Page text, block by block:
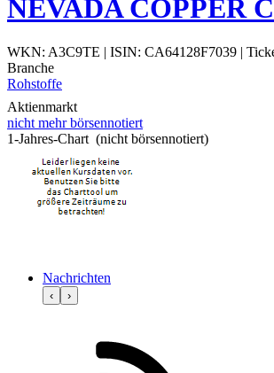
NEVADA COPPER
WKN: A3C9TE | ISIN: CA64128F7039 |
Branche
Rohstoffe
Aktienmarkt
nicht mehr börsennotiert
1-Jahres-Chart (nicht börsennotiert)
Nachrichten
‹ ›